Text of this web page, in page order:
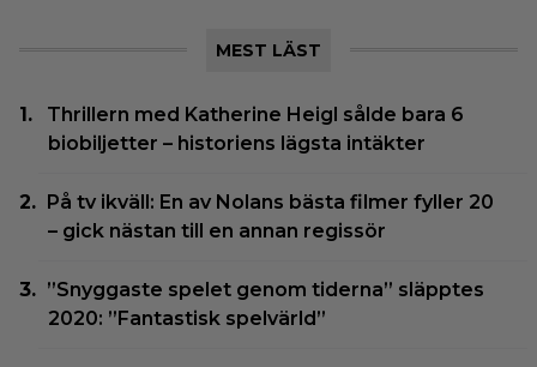
MEST LÄST
Thrillern med Katherine Heigl sålde bara 6
biobiljetter – historiens lägsta intäkter
På tv ikväll: En av Nolans bästa filmer fyller 20
– gick nästan till en annan regissör
”Snyggaste spelet genom tiderna” släpptes
2020: ”Fantastisk spelvärld”